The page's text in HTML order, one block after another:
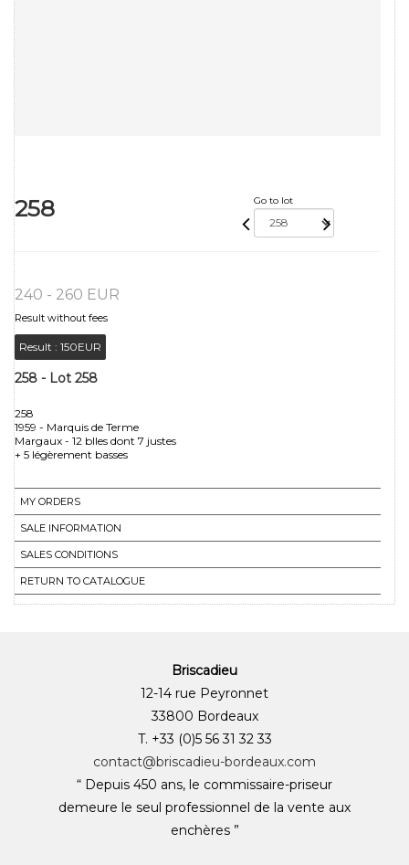
258 Go to lot
240 - 260 EUR
Result without fees
Result : 150EUR
258 - Lot 258
258
1959 - Marquis de Terme
Margaux - 12 blles dont 7 justes
+ 5 légèrement basses
MY ORDERS
SALE INFORMATION
SALES CONDITIONS
RETURN TO CATALOGUE
Briscadieu
12-14 rue Peyronnet
33800 Bordeaux
T. +33 (0)5 56 31 32 33
contact@briscadieu-bordeaux.com
“ Depuis 450 ans, le commissaire-priseur
demeure le seul professionnel de la vente aux
enchères ”